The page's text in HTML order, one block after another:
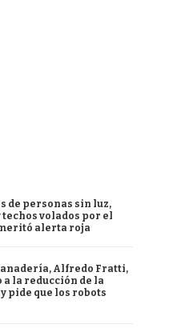
de personas sin luz,
techos volados por el
alerta roja
Alfredo Fratti,
a la reducción de la
pide que los robots